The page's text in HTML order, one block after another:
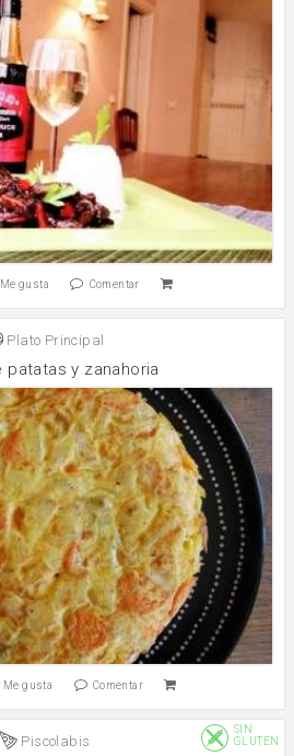
Me gusta Comentar
Plato Principal
patatas y zanahoria
Me gusta Comentar
Piscolabis
SIN
GLUTEN